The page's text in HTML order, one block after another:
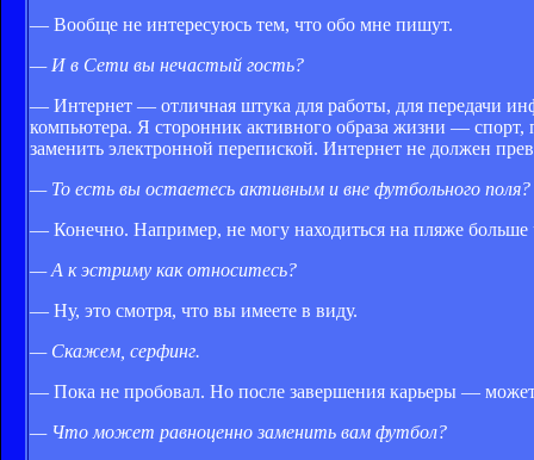
— Вообще не интересуюсь тем, что обо мне пишут.
— И в Сети вы нечастый гость?
— Интернет — отличная штука для работы, для передачи
компьютера. Я сторонник активного образа жизни —
заменить электронной перепиской. Интернет не должен
— То есть вы остаетесь активным и вне футбольного поля?
— Конечно. Например, не могу находиться на пляже
— А к эстриму как относитесь?
— Ну, это смотря, что вы имеете в виду.
— Скажем, серфинг.
— Пока не пробовал. Но после завершения карьеры —
— Что может равноценно заменить вам футбол?